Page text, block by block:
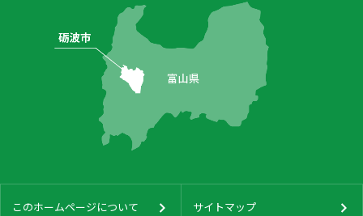
このホームページについて サイトマップ